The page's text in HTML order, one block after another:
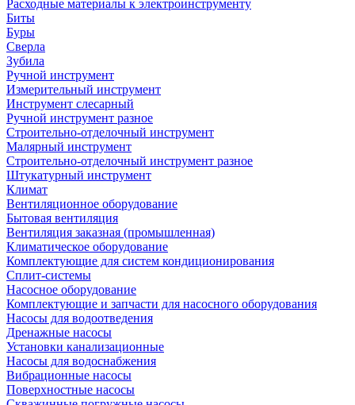
Расходные материалы к электроинструменту
Биты
Буры
Сверла
Зубила
Ручной инструмент
Измерительный инструмент
Инструмент слесарный
Ручной инструмент разное
Строительно-отделочный инструмент
Малярный инструмент
Строительно-отделочный инструмент разное
Штукатурный инструмент
Климат
Вентиляционное оборудование
Бытовая вентиляция
Вентиляция заказная (промышленная)
Климатическое оборудование
Комплектующие для систем кондиционирования
Сплит-системы
Насосное оборудование
Комплектующие и запчасти для насосного оборудования
Насосы для водоотведения
Дренажные насосы
Установки канализационные
Насосы для водоснабжения
Вибрационные насосы
Поверхностные насосы